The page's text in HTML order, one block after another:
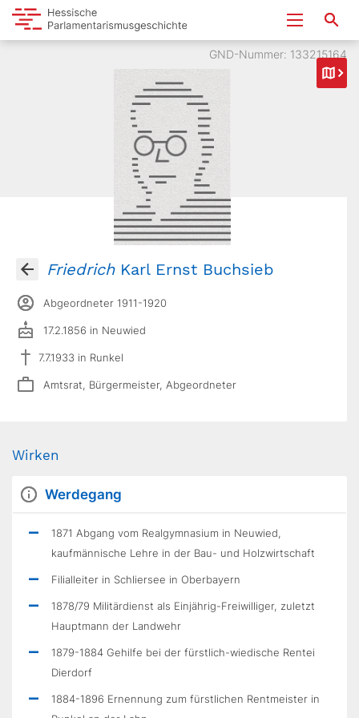
GND-Nummer: 133215164
FriedrichKarl Ernst Buchsieb
Abgeordneter 1911-1920
17.2.1856 in Neuwied
7.7.1933 in Runkel
Amtsrat, Bürgermeister, Abgeordneter
Wirken
Werdegang
1871 Abgang vom Realgymnasium in Neuwied,
kaufmännische Lehre in der Bau- und Holzwirtschaft
Filialleiter in Schliersee in Oberbayern
1878/79 Militärdienst als Einjährig-Freiwilliger, zuletzt
Hauptmann der Landwehr
1879-1884 Gehilfe bei der fürstlich-wiedische Rentei
Dierdorf
1884-1896 Ernennung zum fürstlichen Rentmeister in